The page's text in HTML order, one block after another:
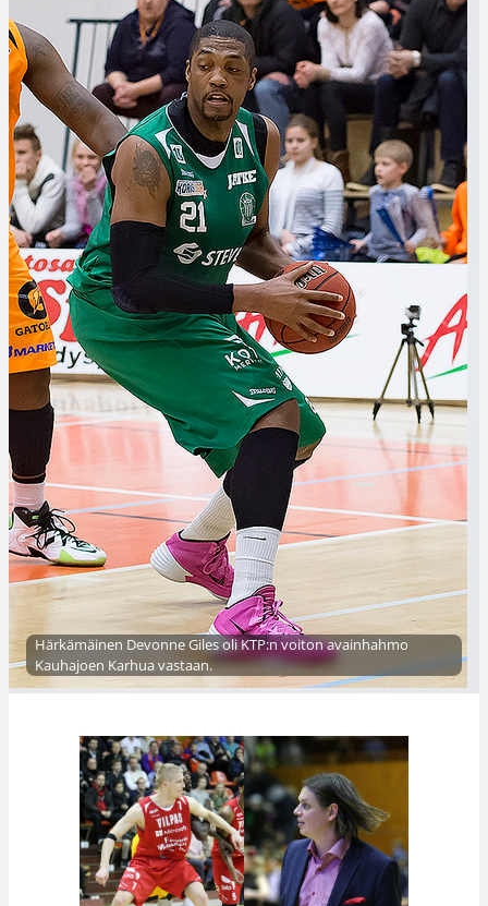
Härkämäinen Devonne Giles oli KTP:n voiton avainhahmo
Kauhajoen Karhua vastaan.